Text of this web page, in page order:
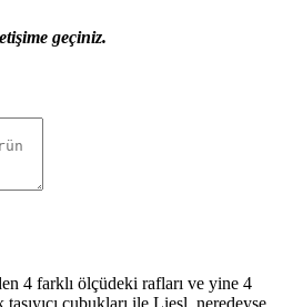
geçiniz.
4 farklı ölçüdeki rafları ve yine 4
çubukları ile Liesl, neredeyse